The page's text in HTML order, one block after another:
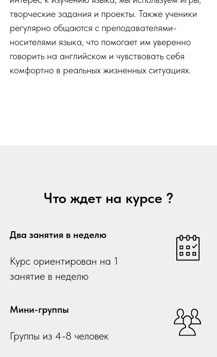
творческие задания и проекты. Также ученики
регулярно общаются с преподавателями-
носителями языка, что помогает им уверенно
говорить на английском и чувствовать себя
комфортно в реальных жизненных ситуациях.
Что ждет на курсе ?
Два занятия в неделю
Курс ориентирован на 1
занятие в неделю
Мини-группы
Группы из 4-8 человек